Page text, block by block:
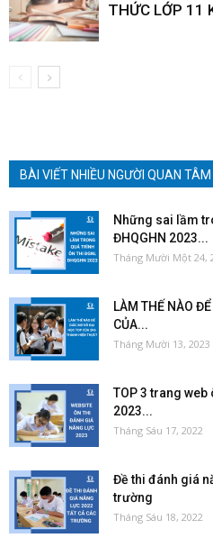
THỨC LỚP 11
BÀI VIẾT NHIỀU NGƯỜI QUAN TÂM
Những sai lầm
ĐHQGHN 2023...
Tháng Mười Một 24,
LÀM THẾ NÀO
CỦA...
Tháng Mười 13, 2023
TOP 3 trang
2023...
Tháng Sáu 17, 2022
Đề thi đánh giá
trường
Tháng Sáu 18, 2022